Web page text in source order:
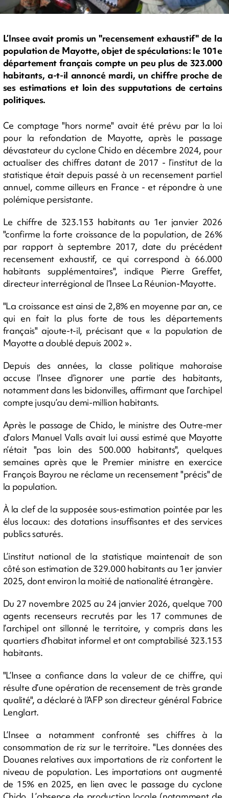
L’Insee avait promis un "recensement exhaustif" de la
population de Mayotte, objet de spéculations: le 101e
département français compte un peu plus de 323.000
habitants, a-t-il annoncé mardi, un chiffre proche de
ses estimations et loin des supputations de certains
politiques.
Ce comptage "hors norme" avait été prévu par la loi
pour la refondation de Mayotte, après le passage
dévastateur du cyclone Chido en décembre 2024, pour
actualiser des chiffres datant de 2017 - l’institut de la
statistique était depuis passé à un recensement partiel
annuel, comme ailleurs en France - et répondre à une
polémique persistante.
Le chiffre de 323.153 habitants au 1er janvier 2026
"confirme la forte croissance de la population, de 26%
par rapport à septembre 2017, date du précédent
recensement exhaustif, ce qui correspond à 66.000
habitants supplémentaires", indique Pierre Greffet,
directeur interrégional de l’Insee La Réunion-Mayotte.
"La croissance est ainsi de 2,8% en moyenne par an, ce
qui en fait la plus forte de tous les départements
français" ajoute-t-il, précisant que « la population de
Mayotte a doublé depuis 2002 ».
Depuis des années, la classe politique mahoraise
accuse l’Insee d’ignorer une partie des habitants,
notamment dans les bidonvilles, affirmant que l’archipel
compte jusqu’au demi-million habitants.
Après le passage de Chido, le ministre des Outre-mer
d’alors Manuel Valls avait lui aussi estimé que Mayotte
n’était "pas loin des 500.000 habitants", quelques
semaines après que le Premier ministre en exercice
François Bayrou ne réclame un recensement "précis" de
la population.
À la clef de la supposée sous-estimation pointée par les
élus locaux: des dotations insuffisantes et des services
publics saturés.
L’institut national de la statistique maintenait de son
côté son estimation de 329.000 habitants au 1er janvier
2025, dont environ la moitié de nationalité étrangère.
Du 27 novembre 2025 au 24 janvier 2026, quelque 700
agents recenseurs recrutés par les 17 communes de
l’archipel ont sillonné le territoire, y compris dans les
quartiers d’habitat informel et ont comptabilisé 323.153
habitants.
"L’Insee a confiance dans la valeur de ce chiffre, qui
résulte d’une opération de recensement de très grande
qualité", a déclaré à l’AFP son directeur général Fabrice
Lenglart.
L’Insee a notamment confronté ses chiffres à la
consommation de riz sur le territoire. "Les données des
Douanes relatives aux importations de riz confortent le
niveau de population. Les importations ont augmenté
de 15% en 2025, en lien avec le passage du cyclone